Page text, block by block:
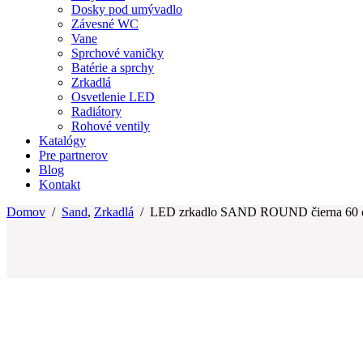
Dosky pod umývadlo
Závesné WC
Vane
Sprchové vaničky
Batérie a sprchy
Zrkadlá
Osvetlenie LED
Radiátory
Rohové ventily
Katalógy
Pre partnerov
Blog
Kontakt
Domov / Sand, Zrkadlá / LED zrkadlo SAND ROUND čierna 60